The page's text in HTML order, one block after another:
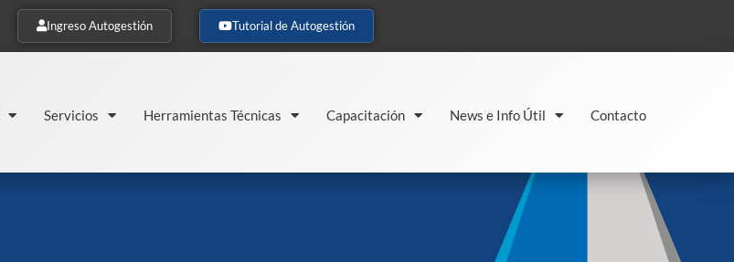
Ingreso Autogestión Tutorial de Autogestión
Servicios Herramientas Técnicas Capacitación News e Info Útil Contacto